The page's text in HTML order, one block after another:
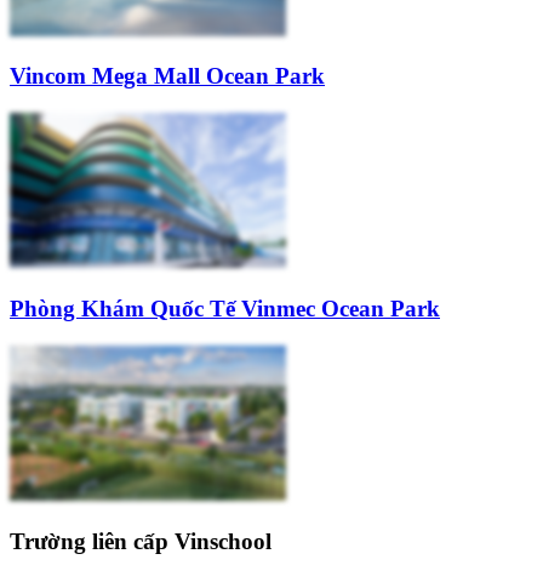
Vincom Mega Mall Ocean Park
Phòng Khám Quốc Tế Vinmec Ocean Park
Trường liên cấp Vinschool